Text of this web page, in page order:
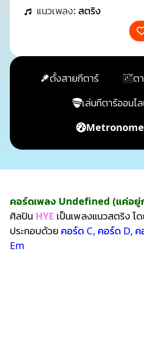
แนวเพลง: สตริง
ตั้งสายกีตาร์
ต
เล่นกีตาร์ออนไ
Metronome
คอร์ดเพลง Undefined (แค่อยู่
ศิลปิน HYE เป็นเพลงแนวสตริง โ
ประกอบด้วย คอร์ด C, คอร์ด D, ค
Em